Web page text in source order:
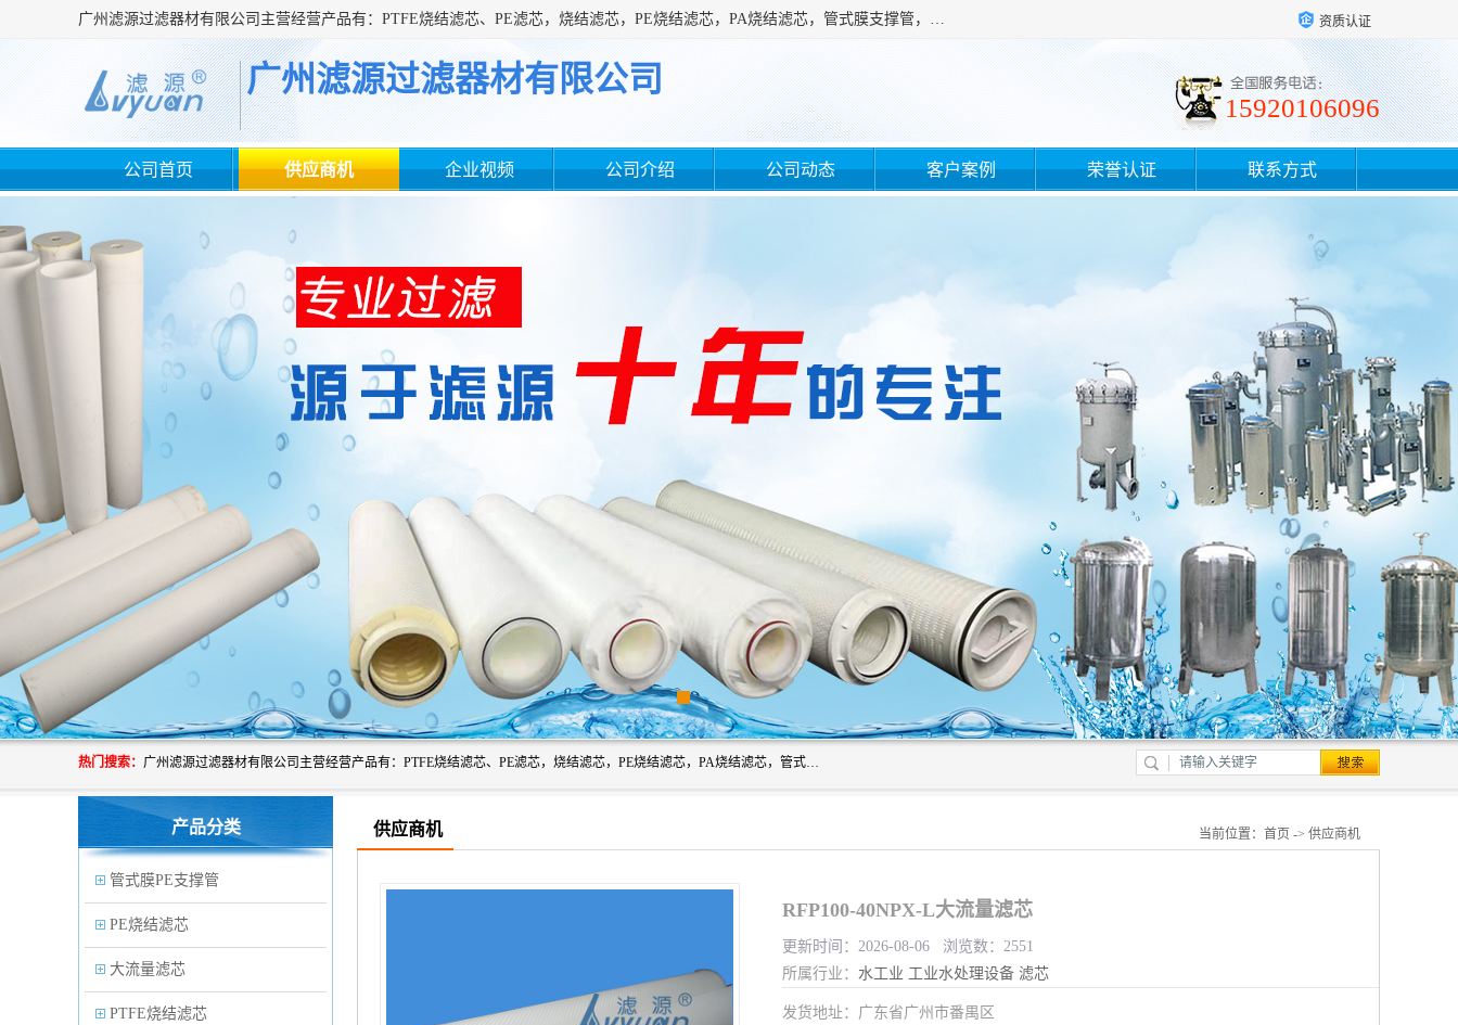
广州滤源过滤器材有限公司主营经营产品有：PTFE烧结滤芯、PE滤芯，烧结滤芯，PE烧结滤芯，PA烧结滤芯，管式膜支撑管，真空上料机滤芯，粉末烧结滤芯，止溢滤芯，吸头滤芯，湿化瓶滤芯、不锈钢烧结滤芯等。公司现拥有一批精干的管理人员和一支高素质的技术队伍，舒适优雅的办公环境和拥有全新现代化标准厂房。 资质认证
广州滤源过滤器材有限公司
15920106096
公司首页 供应商机 企业视频 公司介绍 公司动态 客户案例 荣誉认证 联系方式
热门搜索： 广州滤源过滤器材有限公司主营经营产品有：PTFE烧结滤芯、PE滤芯，烧结滤芯，PE烧结滤芯，PA烧结滤芯，管式膜支撑管，真空上料机滤芯，粉末烧结滤芯，止溢滤芯，吸头滤芯，湿化瓶滤芯、不锈钢烧结滤芯等。公司现拥有一批精干的管理人员和一支高素质的技术队伍，舒适优雅的办公环境和拥有全新现代化标准厂房。
产品分类
管式膜PE支撑管
PE烧结滤芯
大流量滤芯
PTFE烧结滤芯
供应商机 当前位置： 首页 -> 供应商机
RFP100-40NPX-L大流量滤芯
更新时间：2026-08-06 浏览数：2551
所属行业： 水工业 工业水处理设备 滤芯
发货地址：广东省广州市番禺区